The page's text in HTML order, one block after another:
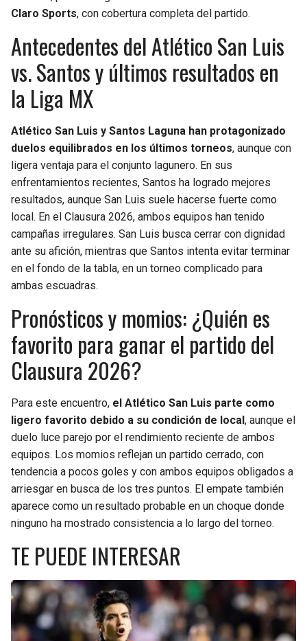
Claro Sports, con cobertura completa del partido.
Antecedentes del Atlético San Luis
vs. Santos y últimos resultados en
la Liga MX
Atlético San Luis y Santos Laguna han protagonizado
duelos equilibrados en los últimos torneos, aunque con
ligera ventaja para el conjunto lagunero. En sus
enfrentamientos recientes, Santos ha logrado mejores
resultados, aunque San Luis suele hacerse fuerte como
local. En el Clausura 2026, ambos equipos han tenido
campañas irregulares. San Luis busca cerrar con dignidad
ante su afición, mientras que Santos intenta evitar terminar
en el fondo de la tabla, en un torneo complicado para
ambas escuadras.
Pronósticos y momios: ¿Quién es
favorito para ganar el partido del
Clausura 2026?
Para este encuentro, el Atlético San Luis parte como
ligero favorito debido a su condición de local, aunque el
duelo luce parejo por el rendimiento reciente de ambos
equipos. Los momios reflejan un partido cerrado, con
tendencia a pocos goles y con ambos equipos obligados a
arriesgar en busca de los tres puntos. El empate también
aparece como un resultado probable en un choque donde
ninguno ha mostrado consistencia a lo largo del torneo.
TE PUEDE INTERESAR